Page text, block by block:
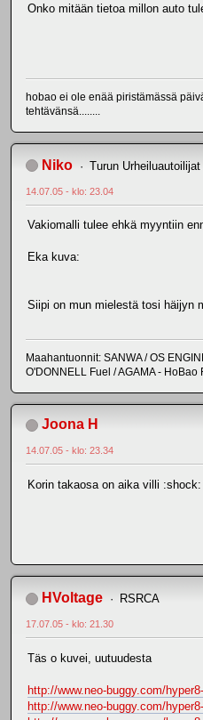
Onko mitään tietoa millon auto
hobao ei ole enää piristämässä
tehtävänsä........
Niko Turun Urheiluautoilijat
14.07.05 - klo: 23.04
Vakiomalli tulee ehkä myyntiin
Eka kuva:
Siipi on mun mielestä tosi häijyn
Maahantuonnit: SANWA / OS
O'DONNELL Fuel / AGAMA - HoBao
Joona H
14.07.05 - klo: 23.34
Korin takaosa on aika villi :shock:
HVoltage RSRCA
17.07.05 - klo: 21.30
Täs o kuvei, uutuudesta
http://www.neo-buggy.com/
http://www.neo-buggy.com/